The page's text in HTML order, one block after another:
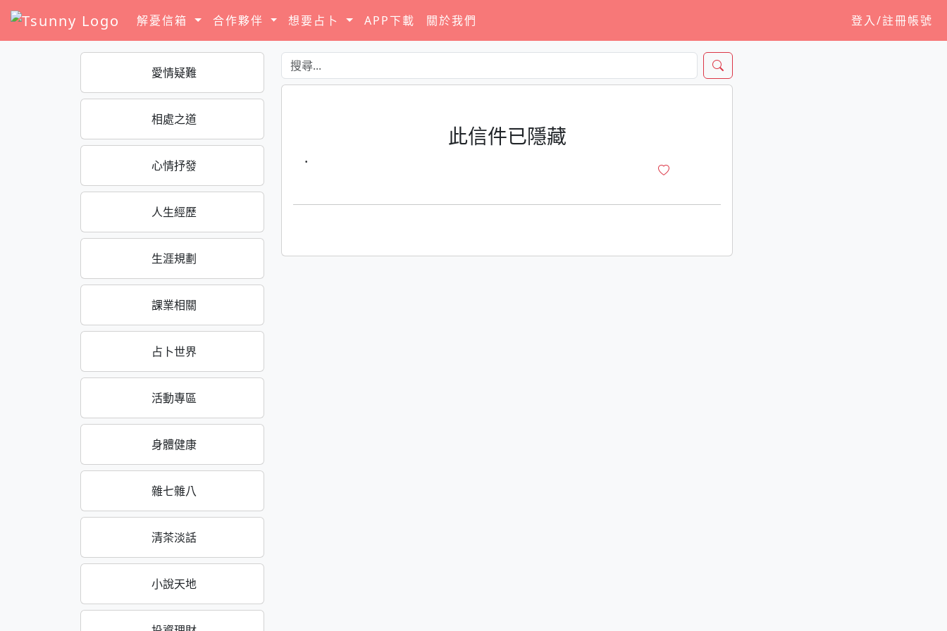
解憂信箱 合作夥伴 想要占卜 APP下載 關於我們 登入/註冊帳號
愛情疑難
相處之道
心情抒發
人生經歷
生涯規劃
課業相關
占卜世界
活動專區
身體健康
雜七雜八
清茶淡話
小說天地
此信件已隱藏
·